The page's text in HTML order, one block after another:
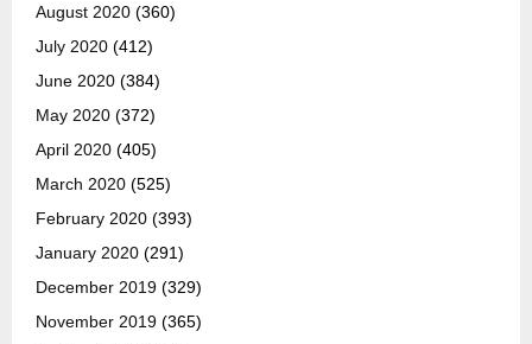
August 2020 (360)
July 2020 (412)
June 2020 (384)
May 2020 (372)
April 2020 (405)
March 2020 (525)
February 2020 (393)
January 2020 (291)
December 2019 (329)
November 2019 (365)